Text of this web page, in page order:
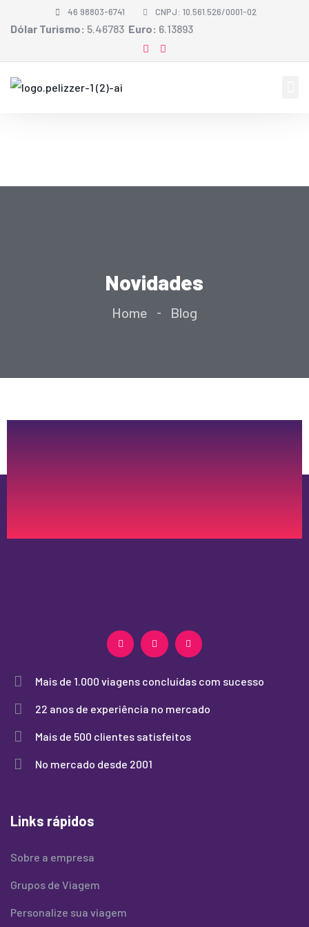
46 98803-6741 CNPJ: 10.561.526/0001-02
Dólar Turismo: 5.46783 Euro: 6.13893
Novidades
Home - Blog
Mais de 1.000 viagens concluídas com sucesso
22 anos de experiência no mercado
Mais de 500 clientes satisfeitos
No mercado desde 2001
Links rápidos
Sobre a empresa
Grupos de Viagem
Personalize sua viagem